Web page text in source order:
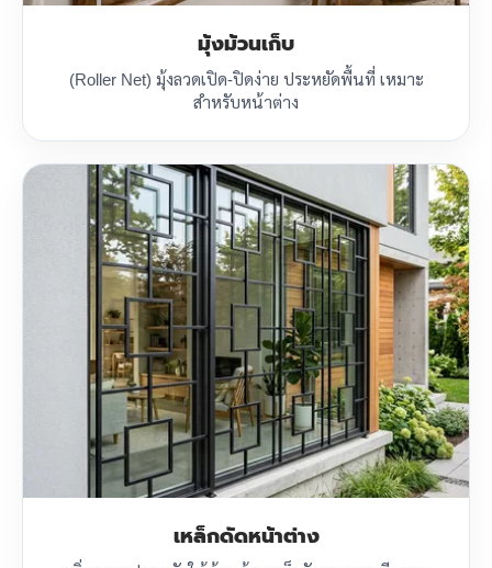
มุ้งม้วนเก็บ
(Roller Net) มุ้งลวดเปิด-ปิดง่าย ประหยัดพื้นที่ เหมาะ
สำหรับหน้าต่าง
เหล็กดัดหน้าต่าง